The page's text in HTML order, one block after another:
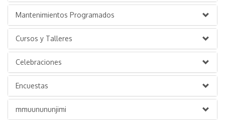
Mantenimientos Programados
Cursos y Talleres
Celebraciones
Encuestas
mmuunununjimi